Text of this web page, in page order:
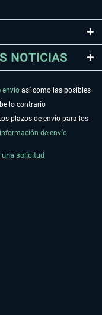
NOTICIAS
envíoasí como las posibles
lo contrario
plazos de envío para los
información de envío.
una solicitud